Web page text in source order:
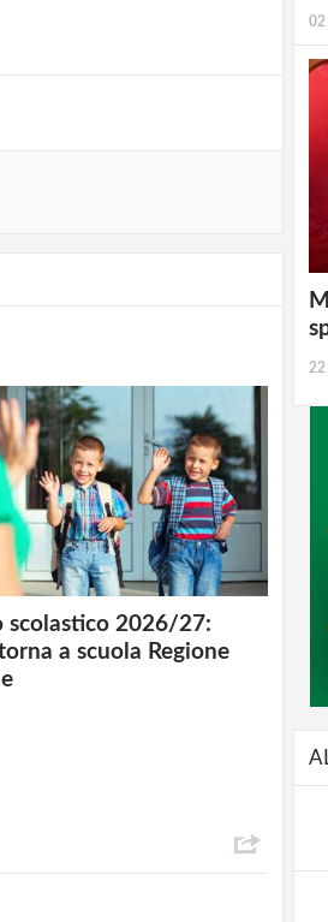
scolastico 2026/27:
a scuola Regione
02